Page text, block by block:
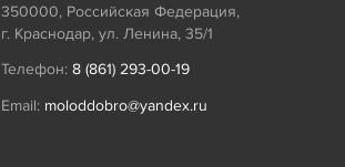
350000, Российская Федерация,
г. Краснодар, ул. Ленина, 35/1
Телефон: 8 (861) 293-00-19
Email: moloddobro@yandex.ru